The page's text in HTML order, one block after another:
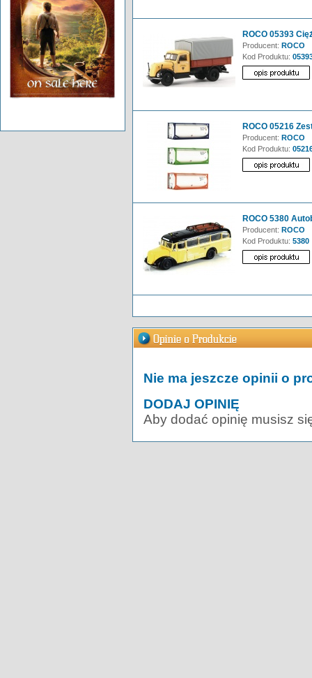
ROCO 05393
Producent: ROCO
Kod Produktu:
ROCO 05216
Producent: ROCO
Kod Produktu:
ROCO 5380
Producent: ROCO
Kod Produktu: 5380
Nie ma jeszcze opinii o
DODAJ OPINIĘ
Aby dodać opinię musisz